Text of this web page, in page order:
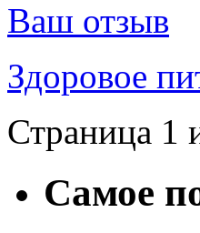
Ваш отзыв
Здоровое
Страница 1
Самое